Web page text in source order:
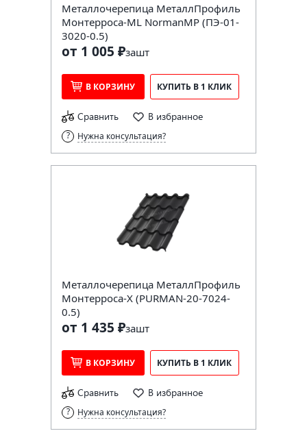
Металлочерепица МеталлПрофиль
Монтерроса-ML NormanMP (ПЭ-01-
3020-0.5)
от 1 005 ₽зашт
В КОРЗИНУ КУПИТЬ В 1 КЛИК
Сравнить В избранное
Нужна консультация?
Металлочерепица МеталлПрофиль
Монтерроса-X (PURMAN-20-7024-
0.5)
от 1 435 ₽зашт
В КОРЗИНУ КУПИТЬ В 1 КЛИК
Сравнить В избранное
Нужна консультация?